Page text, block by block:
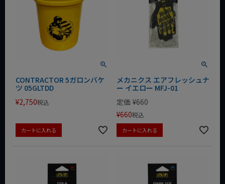
CONTRACTOR 5ガロンバケ
ツ 05GLTDD
¥2,750税込
カートに入れる
メカニクス エアフレッシュナ
ー イエロー MFJ-01
定価 ¥660
¥660税込
カートに入れる